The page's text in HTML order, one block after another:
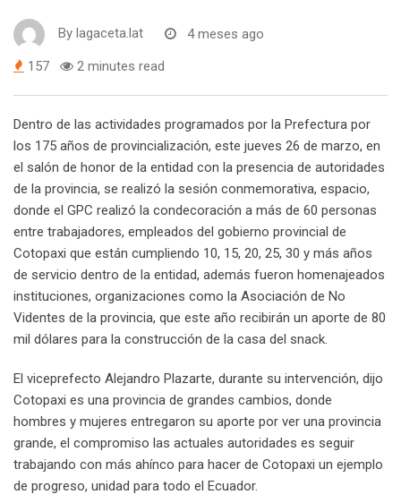
By lagaceta.lat 4 meses ago
157 2 minutes read
Dentro de las actividades programados por la Prefectura por
los 175 años de provincialización, este jueves 26 de marzo, en
el salón de honor de la entidad con la presencia de autoridades
de la provincia, se realizó la sesión conmemorativa, espacio,
donde el GPC realizó la condecoración a más de 60 personas
entre trabajadores, empleados del gobierno provincial de
Cotopaxi que están cumpliendo 10, 15, 20, 25, 30 y más años
de servicio dentro de la entidad, además fueron homenajeados
instituciones, organizaciones como la Asociación de No
Videntes de la provincia, que este año recibirán un aporte de 80
mil dólares para la construcción de la casa del snack.
El viceprefecto Alejandro Plazarte, durante su intervención, dijo
Cotopaxi es una provincia de grandes cambios, donde
hombres y mujeres entregaron su aporte por ver una provincia
grande, el compromiso las actuales autoridades es seguir
trabajando con más ahínco para hacer de Cotopaxi un ejemplo
de progreso, unidad para todo el Ecuador.